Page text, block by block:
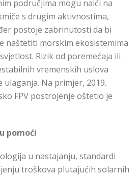
područjima mogu naići na
s drugim aktivnostima,
postoje zabrinutosti da bi
naštetiti morskim ekosistemima
Rizik od poremećaja ili
vremenskih uslova
Na primjer, 2019.
FPV postrojenje oštetio je
pomoći
u nastajanju, standardi
troškova plutajućih solarnih